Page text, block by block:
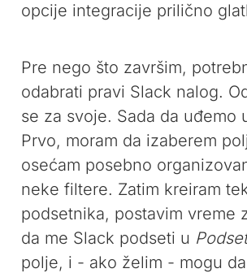
opcije integracije prilično
Pre nego što završim,
odabrati pravi Slack nalog.
se za svoje. Sada da uđemo
Prvo, moram da izaberem
osećam posebno
neke filtere. Zatim kreiram
podsetnika, postavim vreme
da me Slack podseti u
polje, i - ako želim - mogu